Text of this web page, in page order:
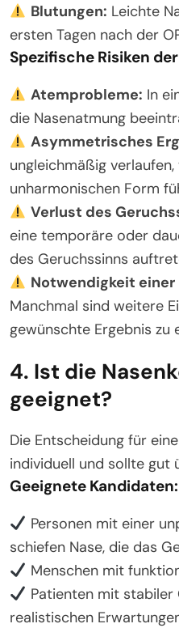
Blutungen: Leichte
ersten Tagen nach der
Spezifische Risiken
Atemprobleme: In
die Nasenatmung
Asymmetrisches
ungleichmäßig
unharmonischen Form
Verlust des
eine temporäre oder
des Geruchssinns
Notwendigkeit
Manchmal sind weitere
gewünschte Ergebnis zu
4. Ist die
geeignet?
Die Entscheidung für
individuell und sollte gut
Geeignete Kandidaten:
Personen mit einer
schiefen Nase, die das
Menschen mit
Patienten mit stabiler
realistischen